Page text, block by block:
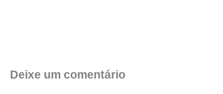
Deixe um comentário